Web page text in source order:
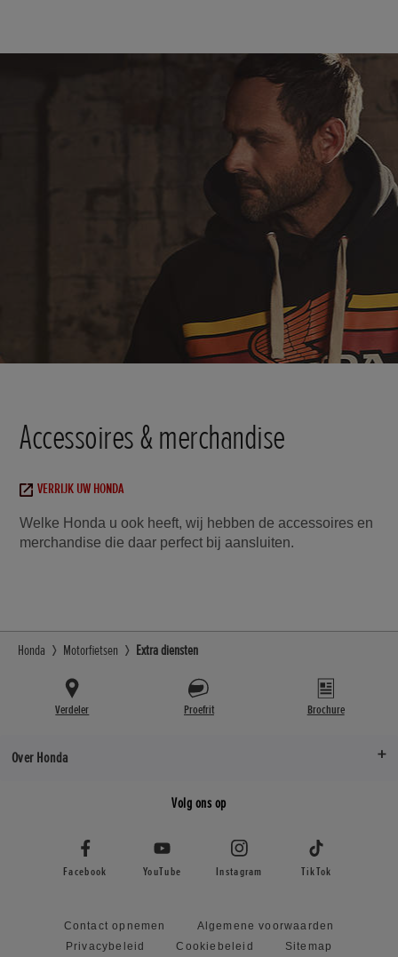
Accessoires & merchandise
VERRIJK UW HONDA
Welke Honda u ook heeft, wij hebben de accessoires en
merchandise die daar perfect bij aansluiten.
Honda Motorfietsen Extra diensten
Verdeler Proefrit Brochure
Over Honda
Volg ons op
Facebook YouTube Instagram TikTok
Contact opnemen
Algemene voorwaarden
Privacybeleid
Cookiebeleid Sitemap